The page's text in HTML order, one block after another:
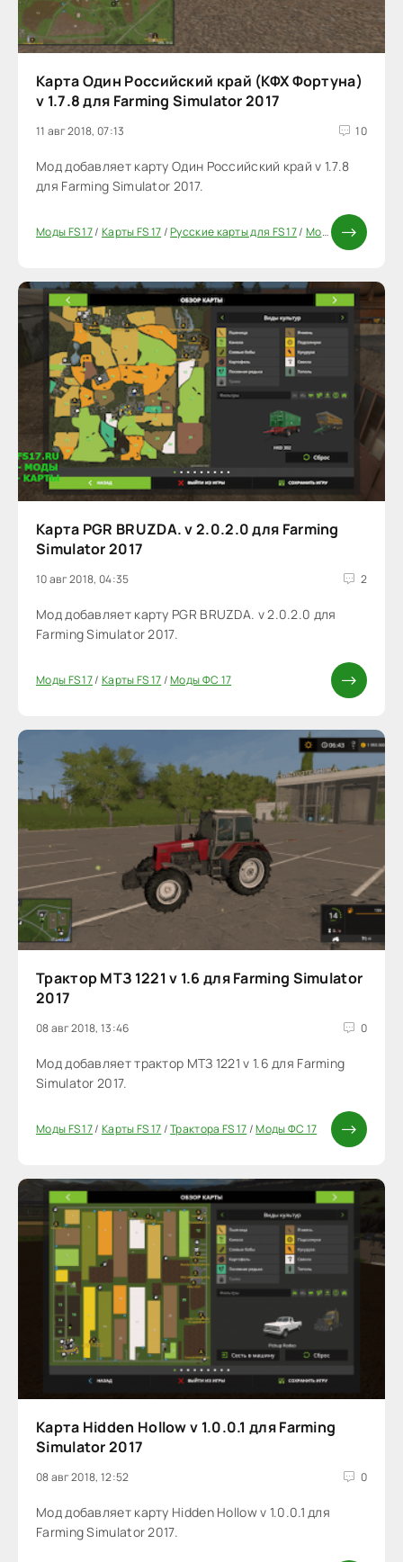
Карта Один Российский край (КФХ Фортуна)
v 1.7.8 для Farming Simulator 2017
11 авг 2018, 07:13 10
Мод добавляет карту Один Российский край v 1.7.8
для Farming Simulator 2017.
Моды FS 17/ Карты FS 17/Русские карты для FS 17/ Моды ФС 17
Карта PGR BRUZDA. v 2.0.2.0 для Farming
Simulator 2017
10 авг 2018, 04:35 2
Мод добавляет карту PGR BRUZDA. v 2.0.2.0 для
Farming Simulator 2017.
Моды FS 17/ Карты FS 17/Моды ФС 17
Трактор МТЗ 1221 v 1.6 для Farming Simulator
2017
08 авг 2018, 13:46 0
Мод добавляет трактор МТЗ 1221 v 1.6 для Farming
Simulator 2017.
Моды FS 17/ Карты FS 17/Трактора FS 17/Моды ФС 17
Карта Hidden Hollow v 1.0.0.1 для Farming
Simulator 2017
08 авг 2018, 12:52 0
Мод добавляет карту Hidden Hollow v 1.0.0.1 для
Farming Simulator 2017.